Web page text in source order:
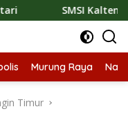
Kalteng dan Bidan
Murung Raya
Timur